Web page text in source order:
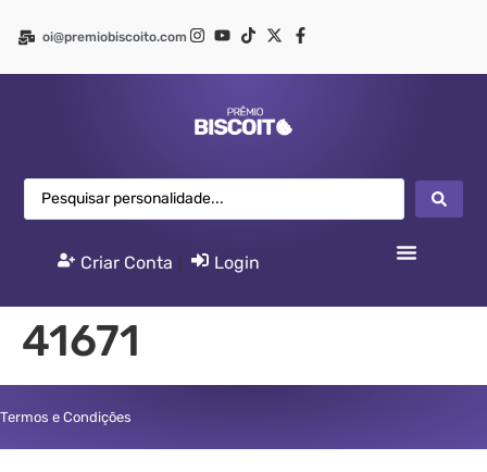
oi@premiobiscoito.com
Criar Conta Login
41671
Termos e Condições